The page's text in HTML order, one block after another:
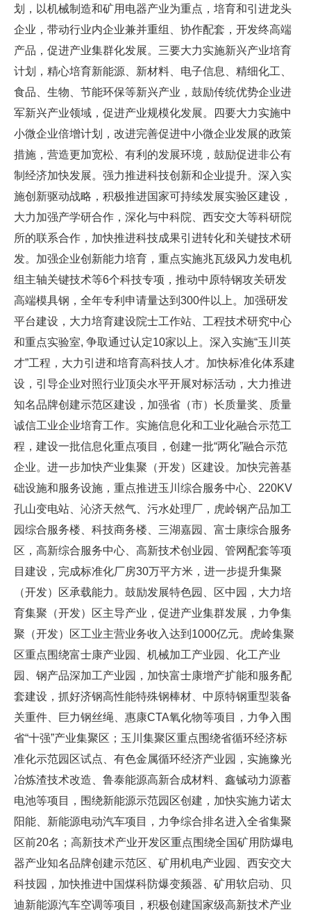
划，以机械制造和矿用电器产业为重点，培育和引进龙头
企业，带动行业内企业兼并重组、协作配套，开发终高端
产品，促进产业集群化发展。三要大力实施新兴产业培育
计划，精心培育新能源、新材料、电子信息、精细化工、
食品、生物、节能环保等新兴产业，鼓励传统优势企业进
军新兴产业领域，促进产业规模化发展。四要大力实施中
小微企业倍增计划，改进完善促进中小微企业发展的政策
措施，营造更加宽松、有利的发展环境，鼓励促进非公有
制经济加快发展。强力推进科技创新和企业提升。深入实
施创新驱动战略，积极推进国家可持续发展实验区建设，
大力加强产学研合作，深化与中科院、西安交大等科研院
所的联系合作，加快推进科技成果引进转化和关键技术研
发。加强企业创新能力培育，重点实施兆瓦级风力发电机
组主轴关键技术等6个科技专项，推动中原特钢攻关研发
高端模具钢，全年专利申请量达到300件以上。加强研发
平台建设，大力培育建设院士工作站、工程技术研究中心
和重点实验室, 争取通过认定10家以上。深入实施“玉川英
才”工程，大力引进和培育高科技人才。加快标准化体系建
设，引导企业对照行业顶尖水平开展对标活动，大力推进
知名品牌创建示范区建设，加强省（市）长质量奖、质量
诚信工业企业培育工作。实施信息化和工业化融合示范工
程，建设一批信息化重点项目，创建一批“两化”融合示范
企业。进一步加快产业集聚（开发）区建设。加快完善基
础设施和服务设施，重点推进玉川综合服务中心、220KV
孔山变电站、沁济天然气、污水处理厂，虎岭钢产品加工
园综合服务楼、科技商务楼、三湖嘉园、富士康综合服务
区，高新综合服务中心、高新技术创业园、管网配套等项
目建设，完成标准化厂房30万平方米，进一步提升集聚
（开发）区承载能力。鼓励发展特色园、区中园，大力培
育集聚（开发）区主导产业，促进产业集群发展，力争集
聚（开发）区工业主营业务收入达到1000亿元。虎岭集聚
区重点围绕富士康产业园、机械加工产业园、化工产业
园、钢产品深加工产业园，加快富士康增产扩能和服务配
套建设，抓好济钢高性能特殊钢棒材、中原特钢重型装备
关重件、巨力钢丝绳、惠康CTA氧化物等项目，力争入围
省“十强”产业集聚区；玉川集聚区重点围绕省循环经济标
准化示范园区试点、有色金属循环经济产业园，实施豫光
冶炼渣技术改造、鲁泰能源高新合成材料、鑫铖动力源蓄
电池等项目，围绕新能源示范园区创建，加快实施力诺太
阳能、新能源电动汽车项目，力争综合排名进入全省集聚
区前20名；高新技术产业开发区重点围绕全国矿用防爆电
器产业知名品牌创建示范区、矿用机电产业园、西安交大
科技园，加快推进中国煤科防爆变频器、矿用软启动、贝
迪新能源汽车空调等项目，积极创建国家级高新技术产业